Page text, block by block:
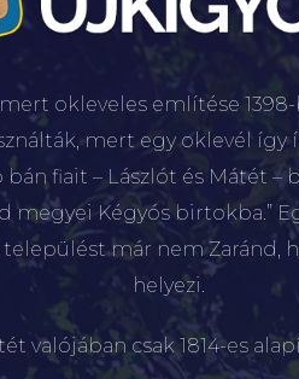
okleveles említése
mert egy oklevél így
fiait – Lászlót és Mátét –
megyei Kégyós birtokba.”
már nem Zaránd,
helyezi.
valójában csak 1814-es